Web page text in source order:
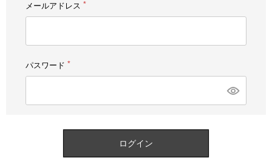
メールアドレス
パスワード
ログイン